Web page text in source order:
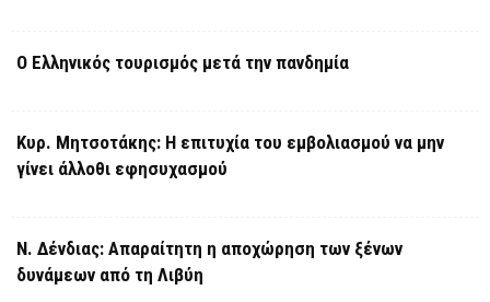
Ο Ελληνικός τουρισμός μετά την πανδημία
Κυρ. Μητσοτάκης: Η επιτυχία του εμβολιασμού να μην
γίνει άλλοθι εφησυχασμού
Ν. Δένδιας: Απαραίτητη η αποχώρηση των ξένων
δυνάμεων από τη Λιβύη